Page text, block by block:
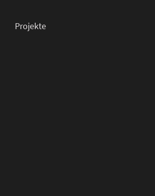
Projekte